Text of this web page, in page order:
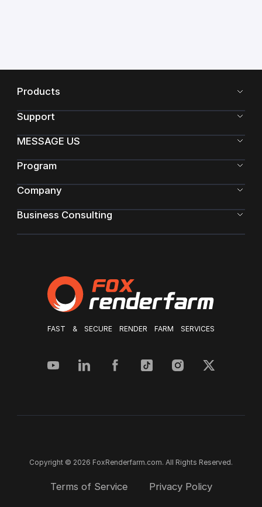
FAST & SECURE RENDER FARM SERVICES
Products
Support
MESSAGE US
Program
Company
Business Consulting
Copyright © 2026 FoxRenderfarm.com. All Rights Reserved.
Terms of Service Privacy Policy